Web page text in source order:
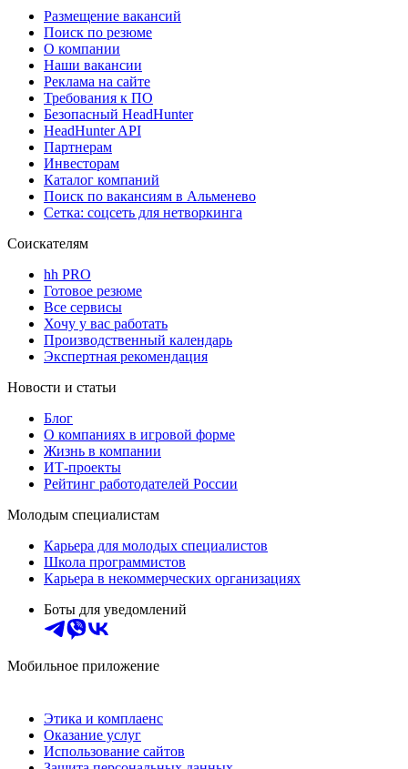
Размещение вакансий
Поиск по резюме
О компании
Наши вакансии
Реклама на сайте
Требования к ПО
Безопасный HeadHunter
HeadHunter API
Партнерам
Инвесторам
Каталог компаний
Поиск по вакансиям в Альменево
Сетка: соцсеть для нетворкинга
Соискателям
hh PRO
Готовое резюме
Все сервисы
Хочу у вас работать
Производственный календарь
Экспертная рекомендация
Новости и статьи
Блог
О компаниях в игровой форме
Жизнь в компании
ИТ-проекты
Рейтинг работодателей России
Молодым специалистам
Карьера для молодых специалистов
Школа программистов
Карьера в некоммерческих организациях
Боты для уведомлений
Мобильное приложение
Этика и комплаенс
Оказание услуг
Использование сайтов